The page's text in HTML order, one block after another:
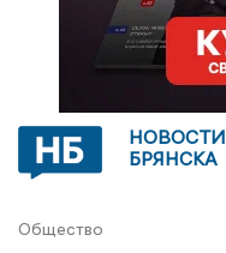
НОВОСТИ
БРЯНСКА
Общество